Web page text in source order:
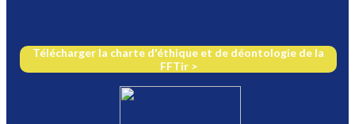
Télécharger la charte d'éthique et de déontologie de la
FFTir >